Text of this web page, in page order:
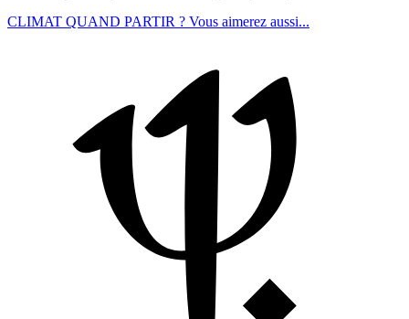
CLIMAT QUAND PARTIR ? Vous aimerez aussi...